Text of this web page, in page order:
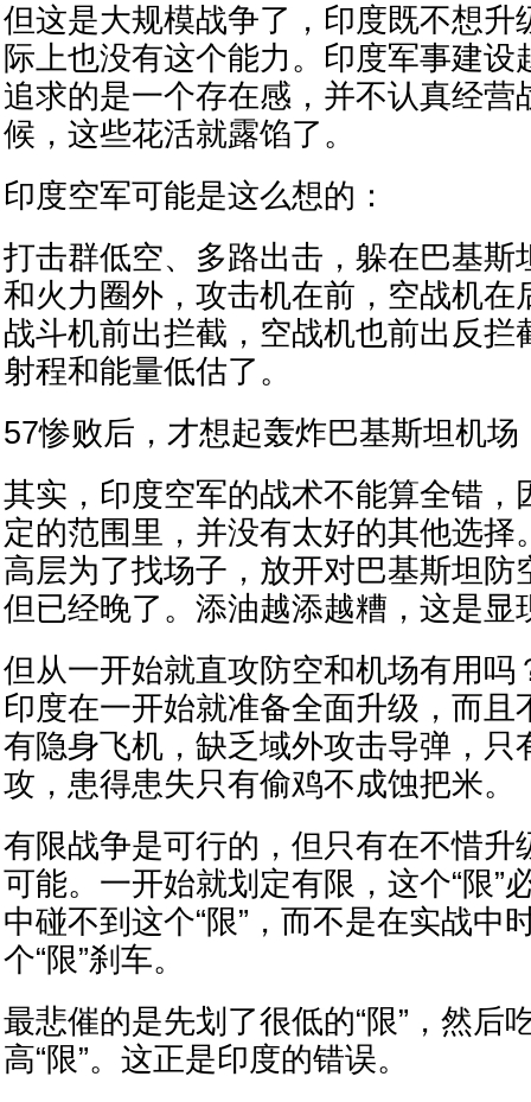
但这是大规模战争了，印度既不想升
际上也没有这个能力。印度军事建设
追求的是一个存在感，并不认真经营
候，这些花活就露馅了。
印度空军可能是这么想的：
打击群低空、多路出击，躲在巴基斯
和火力圈外，攻击机在前，空战机在
战斗机前出拦截，空战机也前出反拦
射程和能量低估了。
57惨败后，才想起轰炸巴基斯坦机
其实，印度空军的战术不能算全错，
定的范围里，并没有太好的其他选择
高层为了找场子，放开对巴基斯坦防
但已经晚了。添油越添越糟，这是显
但从一开始就直攻防空和机场有用吗
印度在一开始就准备全面升级，而且
有隐身飞机，缺乏域外攻击导弹，只
攻，患得患失只有偷鸡不成蚀把米。
有限战争是可行的，但只有在不惜升
可能。一开始就划定有限，这个“限”
中碰不到这个“限”，而不是在实战中
个“限”刹车。
最悲催的是先划了很低的“限”，然后
高“限”。这正是印度的错误。